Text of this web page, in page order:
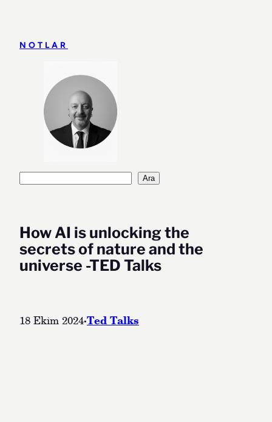
NOTLAR
Ara
How AI is unlocking the
secrets of nature and the
universe -TED Talks
18 Ekim 2024·Ted Talks